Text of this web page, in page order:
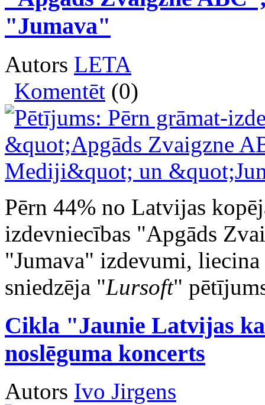
"Jumava"
Autors LETA
Komentēt (0)
Pērn 44% no Latvijas
izdevniecības "Apgāds
"Jumava" izdevumi,
sniedzēja "Lursoft"
Cikla "Jaunie Latvijas
noslēguma koncerts
Autors Ivo Jirgens